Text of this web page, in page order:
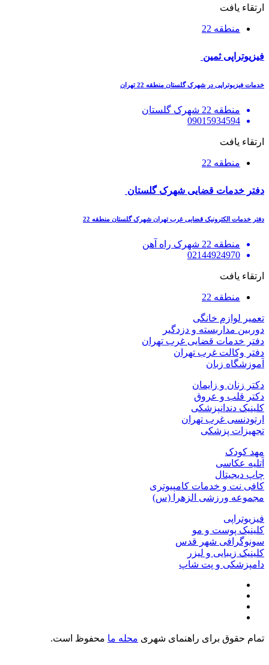
ارتقاء یافت
منطقه 22
فیزیوتراپی ثمین
خدمات فیزیوتراپی در شهرک گلستان منطقه 22 تهران
منطقه 22 شهرک گلستان
09015934594
ارتقاء یافت
منطقه 22
دفتر خدمات قضایی شهرک گلستان
دفتر خدمات الکترونیک قضایی غرب تهران شهرک گلستان منطقه 22
منطقه 22 شهرک راه آهن
02144924970
ارتقاء یافت
منطقه 22
تعمیر لوازم خانگی
دوربین مداربسته و دزدگیر
دفتر خدمات قضایی غرب تهران
دفتر وکالت غرب تهران
آموزشگاه زبان
دکتر زنان و زایمان
دکتر قلب و عروق
کلینیک دندانپزشکی
ارتودنسی غرب تهران
تجهیزات پزشکی
مهد کودک
آتلیه عکاسی
چاپ دیجیتال
کافی نت و خدمات کامپیوتری
مجموعه ورزشی الزهرا (س)
فیزیوتراپی
کلینیک پوست و مو
سونوگرافی شهر قدس
کلینیک زیبایی و لیزر
دامپزشکی و پت شاپ
تمام حقوق برای راهنمای شهری محله ما محفوظ است.